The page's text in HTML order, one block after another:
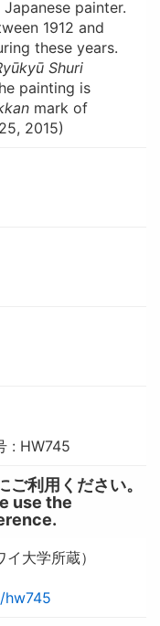
painter.
1912 and
these years.
Shuri
painting is
mark of
2015)
: HW745
利用ください。
use the
大学所蔵）